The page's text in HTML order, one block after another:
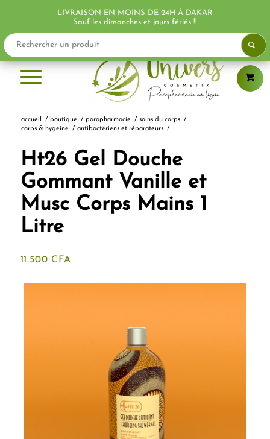
accueil / boutique / parapharmacie / soins du corps /
corps & hygeine
/ antibactériens et réparateurs /
Ht26 Gel Douche
Gommant Vanille et
Musc Corps Mains 1
Litre
11.500 CFA
LIVRAISON EN MOINS DE 24H À DAKAR
Sauf les dimanches et jours fériés !!